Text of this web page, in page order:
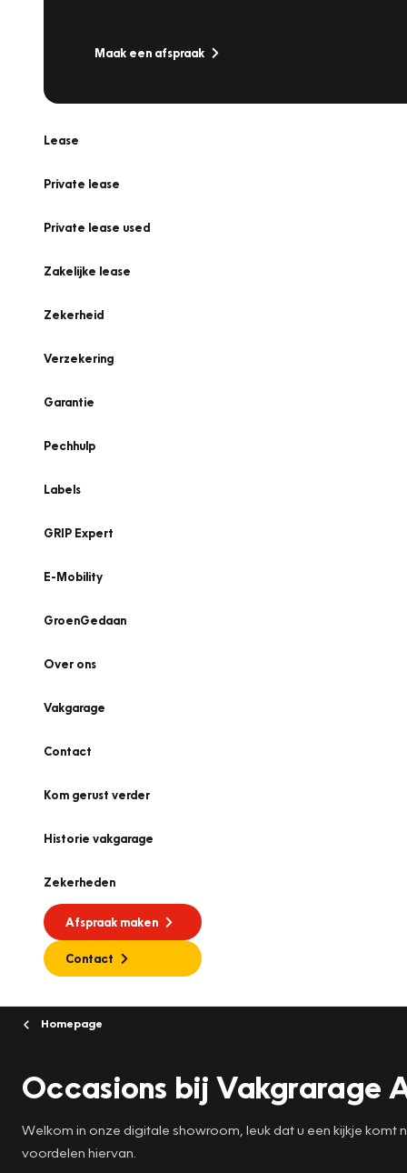
Maak een afspraak
Lease
Private lease
Private lease used
Zakelijke lease
Zekerheid
Verzekering
Garantie
Pechhulp
Labels
GRIP Expert
E-Mobility
GroenGedaan
Over ons
Vakgarage
Contact
Kom gerust verder
Historie vakgarage
Zekerheden
Afspraak maken
Contact
Homepage
Occasions bij Vakgrarage
Welkom in onze digitale showroom, leuk dat u een kijkje
voordelen hiervan.